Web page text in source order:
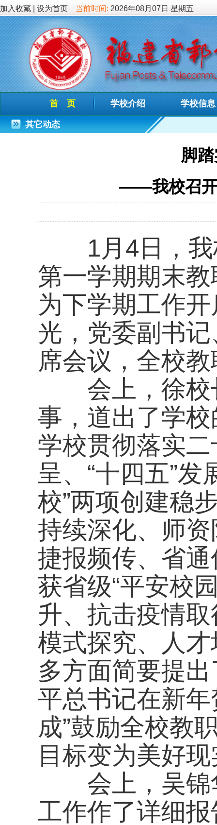
加入收藏|设为首页 当前时间:2026年08月07日 星期五
首 页 学校介绍 学校信息 德育教
脚踏实地、
——我校召开2022-
发布时间：
1月4日，我校以线
第一学期期末教职工
为下学期工作开启新
光，党委副书记、纪
席会议，全校教职工
会上，徐校长聚焦
事，道出了学校的“
学校贯彻落实二十大
呈、“十四五”发展规
校”两项创建稳步推
持续深化、师资队伍
捷报频传、省通信职
获省级“平安校园”荣
升、抗击疫情取得胜
模式探究、人才培养
多方面简要提出了后
平总书记在新年贺词
成”鼓励全校教职工
目标变为美好现实。
会上，吴锦华副书
工作作了详细报告。
本次大会既总结了
了希望，持续坚定了
发展和建设的决心。